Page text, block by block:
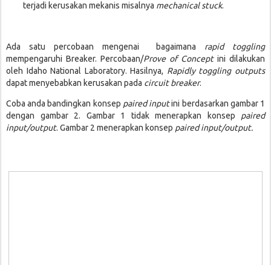
terjadi kerusakan mekanis misalnya mechanical stuck.
Ada satu percobaan mengenai bagaimana rapid toggling
mempengaruhi Breaker. Percobaan/Prove of Conceptini dilakukan
oleh Idaho National Laboratory. Hasilnya, Rapidly toggling outputs
dapat menyebabkan kerusakan pada circuit breaker.
Coba anda bandingkan konsep paired inputini berdasarkan gambar 1
dengan gambar 2. Gambar 1 tidak menerapkan konsep paired
input/output. Gambar 2 menerapkan konsep paired input/output.